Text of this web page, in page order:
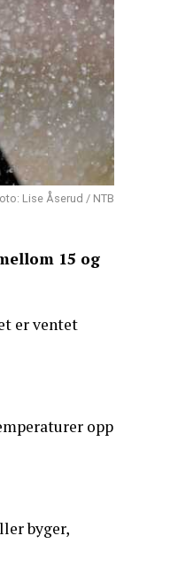
Lise Åserud / NTB
15 og
er ventet
opp
byger,